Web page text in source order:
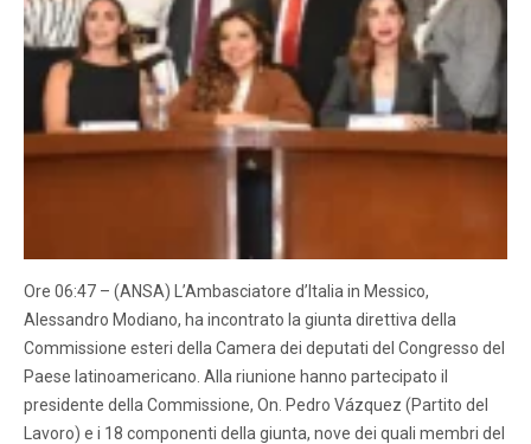
Ore 06:47 – (ANSA) L’Ambasciatore d’Italia in Messico,
Alessandro Modiano, ha incontrato la giunta direttiva della
Commissione esteri della Camera dei deputati del Congresso del
Paese latinoamericano. Alla riunione hanno partecipato il
presidente della Commissione, On. Pedro Vázquez (Partito del
Lavoro) e i 18 componenti della giunta, nove dei quali membri del